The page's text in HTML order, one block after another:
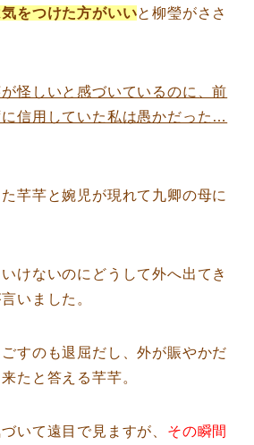
をつけた方がいいと柳瑩がささ
怪しいと感づいているのに、前
信用していた私は愚かだった…
芊芊と婉児が現れて九卿の母に
けないのにどうして外へ出てき
いました。
すのも退屈だし、外が賑やかだ
たと答える芊芊。
いて遠目で見ますが、 その瞬間